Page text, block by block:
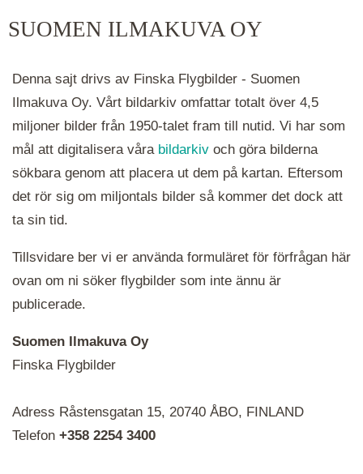
hålla ned ctrl-tangenten och scrolla.
ikoner är det en serie i varje. Utplacerade bilder
syns som nålar istället.
SUOMEN ILMAKUVA OY
Denna sajt drivs av Finska Flygbilder - Suomen
Ilmakuva Oy. Vårt bildarkiv omfattar totalt över 4,5
miljoner bilder från 1950-talet fram till nutid. Vi har som
mål att digitalisera våra bildarkiv och göra bilderna
sökbara genom att placera ut dem på kartan. Eftersom
det rör sig om miljontals bilder så kommer det dock att
ta sin tid.
Tillsvidare ber vi er använda formuläret för förfrågan här
ovan om ni söker flygbilder som inte ännu är
publicerade.
Suomen Ilmakuva Oy
Finska Flygbilder
Adress Råstensgatan 15, 20740 ÅBO, FINLAND
Telefon +358 2254 3400